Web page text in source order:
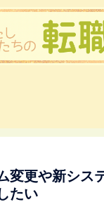
変更や新シス
たい